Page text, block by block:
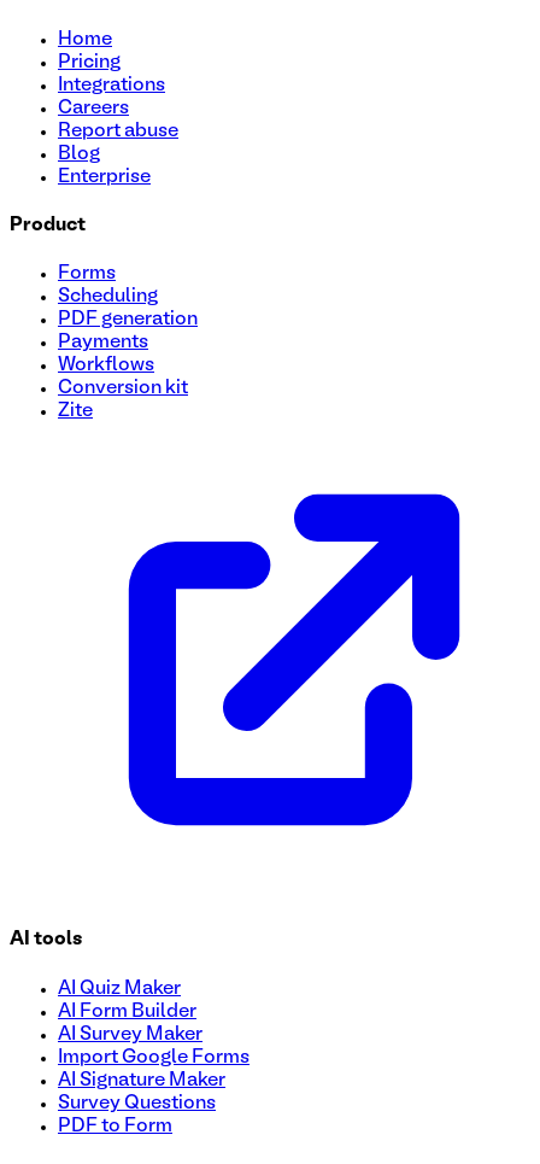
Optimice sus entradas para sorteos sin esfuerzo con
eficiente. Personalice campos, agregue su logotipo y
clientes potenciales y hacer crecer su audiencia.
Home
Pricing
Integrations
Careers
Report abuse
Blog
Enterprise
Product
Forms
Scheduling
PDF generation
Payments
Workflows
Conversion kit
Zite
AI tools
AI Quiz Maker
AI Form Builder
AI Survey Maker
Import Google Forms
AI Signature Maker
Survey Questions
PDF to Form